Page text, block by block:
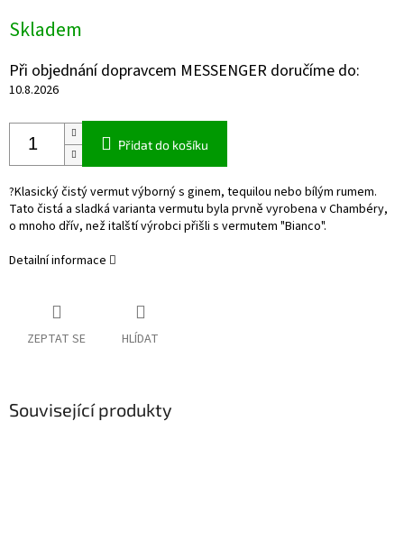
cena:
Skladem
Při objednání dopravcem MESSENGER doručíme do:
10.8.2026
Přidat do košíku
?Klasický čistý vermut výborný s ginem, tequilou nebo bílým rumem.
Tato čistá a sladká varianta vermutu byla prvně vyrobena v Chambéry,
o mnoho dřív, než italští výrobci přišli s vermutem "Bianco".
Detailní informace
ZEPTAT SE HLÍDAT
Související produkty